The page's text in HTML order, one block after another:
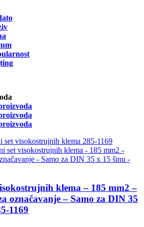
klema – 185 mm2 –
označavanje – Samo za DIN 35
1169